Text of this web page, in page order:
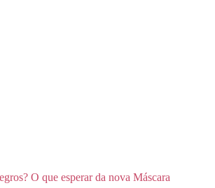
O que esperar da nova Máscara